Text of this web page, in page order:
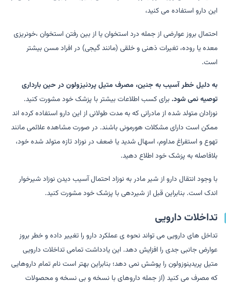
این دارو استفاده می کنید،
احتمال بروز عوارضی از جمله درد استخوان یا از بین رفتن استخوان ،خونریزی
معده یا روده، تغیرات ذهنی و خلقی (مانند گیجی) در افراد مسن بیشتر
است.
به دلیل خطر آسیب به جنین، مصرف متیل پردنیزولون در حین بارداری
توصیه نمی شود. برای کسب اطلاعات بیشتر با پزشک خود مشورت کنید.
نوزادان متولد شده از مادرانی که به مدت طولانی از این دارو استفاده کرده اند
ممکن است دارای مشکلات هورمونی باشند. در صورت مشاهده علائمی مانند
تهوع و استفراغ مداوم، اسهال شدید یا ضعف در نوزاد تازه متولد شده خود،
بلافاصله به پزشک خود اطلاع دهید.
با وجود انتقال دارو از شیر مادر به نوزاد احتمال آسیب دیدن نوزاد شیرخوار
اندک است. بنابراین قبل از شیردهی با پزشک خود مشورت کنید.
تداخلات دارویی
تداخل های دارویی می تواند نحوه ی عملکرد دارو را تغییر داده و خطر بروز
عوارض جانبی جدی را افزایش دهد. این یادداشت تمامی تداخلات دارویی
متیل پریدینوزولون را پوشش نمی دهد؛ بنابراین بهتر است نام تمام داروهایی
که مصرف می کنید (از جمله داروهای با نسخه و بی نسخه و محصولات